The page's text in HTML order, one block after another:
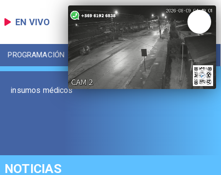
EN VIVO
PROGRAMACIÓN LOCAL DEPORTES
insumos médicos
NOTICIAS